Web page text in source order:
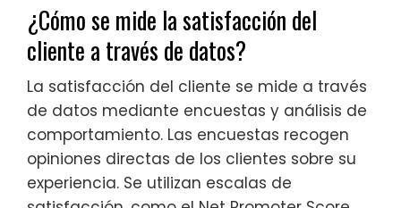
¿Cómo se mide la satisfacción del
cliente a través de datos?
La satisfacción del cliente se mide a través
de datos mediante encuestas y análisis de
comportamiento. Las encuestas recogen
opiniones directas de los clientes sobre su
experiencia. Se utilizan escalas de